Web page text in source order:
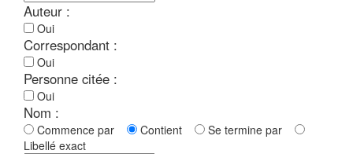
Auteur :
Oui
Correspondant :
Oui
Personne citée :
Oui
Nom :
Commence par Contient
Se termine par
Libellé exact